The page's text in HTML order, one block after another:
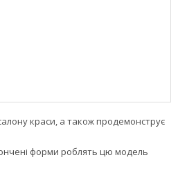
краси, а також продемонструє
форми роблять цю модель